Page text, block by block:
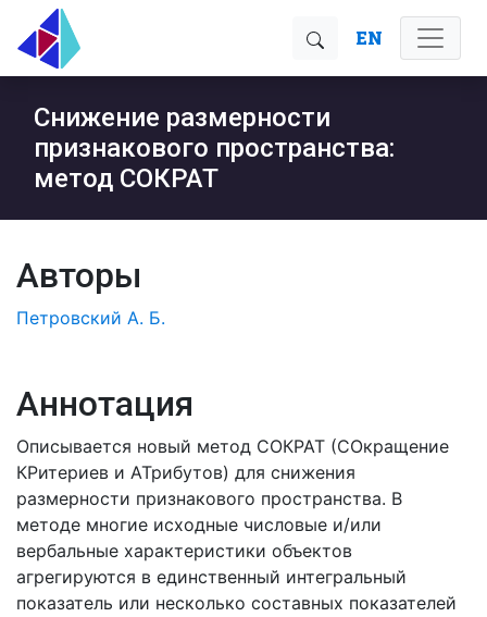
EN
Снижение размерности
признакового пространства:
метод СОКРАТ
Авторы
Петровский А. Б.
Аннотация
Описывается новый метод СОКРАТ (СОкращение
КРитериев и АТрибутов) для снижения
размерности признакового пространства. В
методе многие исходные числовые и/или
вербальные характеристики объектов
агрегируются в единственный интегральный
показатель или несколько составных показателей